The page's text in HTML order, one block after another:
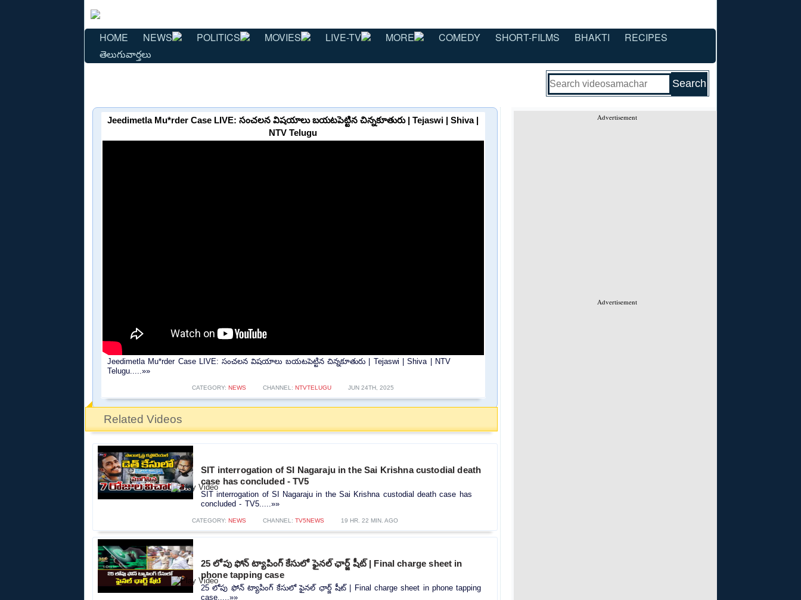
HOME NEWS POLITICS MOVIES LIVE-TV MORE COMEDY SHORT-FILMS BHAKTI
RECIPES
తెలుగువార్తలు
Advertisement
Advertisement
Jeedimetla Mu*rder Case LIVE: సంచలన విషయాలు బయటపెట్టిన చిన్నకూతురు | Tejaswi | Shiva |
NTV Telugu
Jeedimetla Mu*rder Case LIVE: సంచలన విషయాలు బయటపెట్టిన చిన్నకూతురు | Tejaswi | Shiva | NTV
Telugu.....»»
CATEGORY: NEWS CHANNEL: NTVTELUGU JUN 24TH, 2025
Related Videos
SIT interrogation of SI Nagaraju in the Sai Krishna custodial death
case has concluded - TV5
SIT interrogation of SI Nagaraju in the Sai Krishna custodial death case has
concluded - TV5.....»»
CATEGORY: NEWS CHANNEL: TV5NEWS 19 HR. 22 MIN. AGO
25 లోపు ఫోన్ ట్యాపింగ్ కేసులో ఫైనల్ ఛార్జ్ షీట్ | Final charge sheet in
phone tapping case
25 లోపు ఫోన్ ట్యాపింగ్ కేసులో ఫైనల్ ఛార్జ్ షీట్ | Final charge sheet in phone tapping
case.....»»